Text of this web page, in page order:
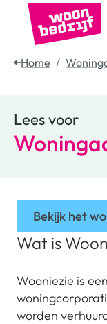
Home
Lees voor
Bekijk het
Wat is
Wooniezie is
worden